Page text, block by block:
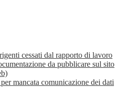
cessati dal rapporto di lavoro
da pubblicare sul sito
mancata comunicazione dei dati